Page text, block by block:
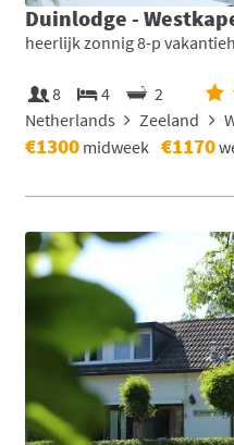
Duinlodge -
heerlijk zonnig 8-p
8 4
2
Netherlands
Zeeland
€1300 midweek €1170